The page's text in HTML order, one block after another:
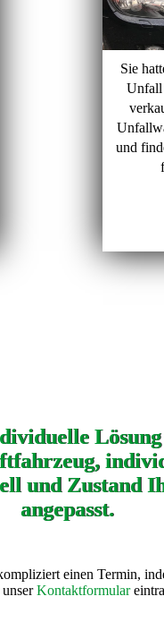
Sie
Unfall
und
und Zustand
angepasst.
einen Termin,
Kontaktformular